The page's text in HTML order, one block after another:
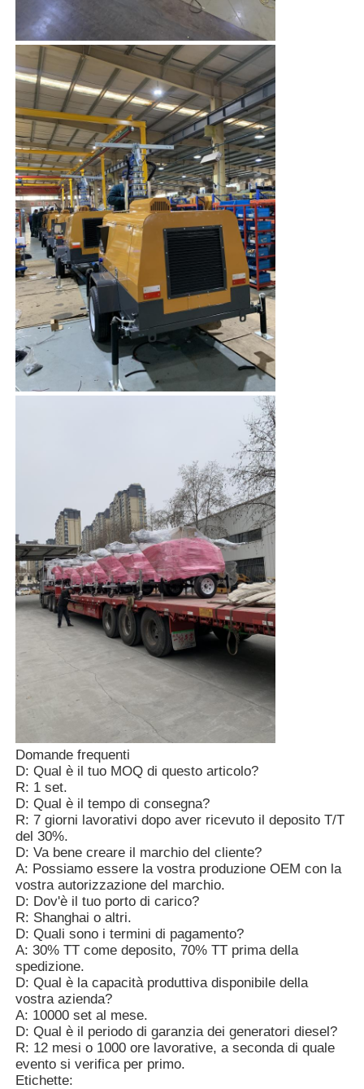
Domande frequenti
D: Qual è il tuo MOQ di questo articolo?
R: 1 set.
D: Qual è il tempo di consegna?
R: 7 giorni lavorativi dopo aver ricevuto il deposito T/T
del 30%.
D: Va bene creare il marchio del cliente?
A: Possiamo essere la vostra produzione OEM con la
vostra autorizzazione del marchio.
D: Dov'è il tuo porto di carico?
R: Shanghai o altri.
D: Quali sono i termini di pagamento?
A: 30% TT come deposito, 70% TT prima della
spedizione.
D: Qual è la capacità produttiva disponibile della
vostra azienda?
A: 10000 set al mese.
D: Qual è il periodo di garanzia dei generatori diesel?
R: 12 mesi o 1000 ore lavorative, a seconda di quale
evento si verifica per primo.
Etichette: